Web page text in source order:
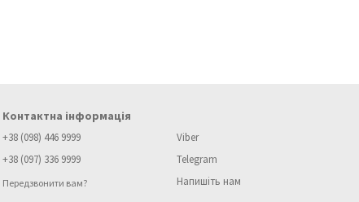
Контактна інформація
+38 (098) 446 9999
+38 (097) 336 9999
Передзвонити вам?
Viber
Telegram
Напишіть нам